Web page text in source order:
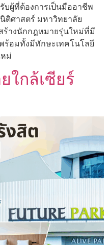
บผู้ที่ต้องการเป็นมืออาชีพ
ติศาสตร์ มหาวิทยาลัย
สร้างนักกฎหมายรุ่นใหม่ที่มี
ร้อมทั้งมีทักษะเทคโนโลยี
หม่
ใกล้เซียร์